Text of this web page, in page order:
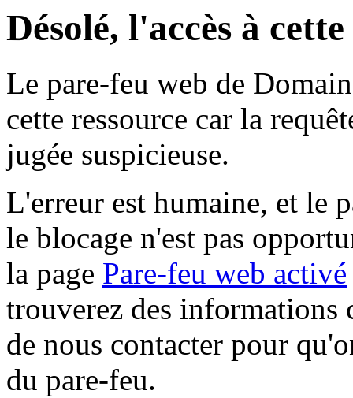
Désolé, l'accès à
Le pare-feu web de
cette ressource car la
jugée suspicieuse.
L'erreur est humaine, et le
le blocage n'est pas
la page Pare-feu web activé
trouverez des informations
de nous contacter pour
du pare-feu.